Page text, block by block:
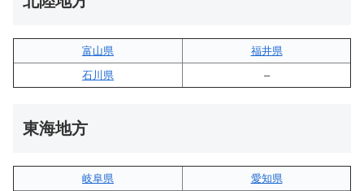
富山県
福井県
石川県
–
東海地方
岐阜県
愛知県